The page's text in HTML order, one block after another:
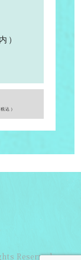
）
税込）
Reserved.